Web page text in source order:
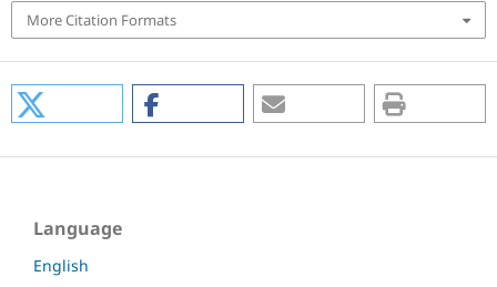
More Citation Formats
Language
English